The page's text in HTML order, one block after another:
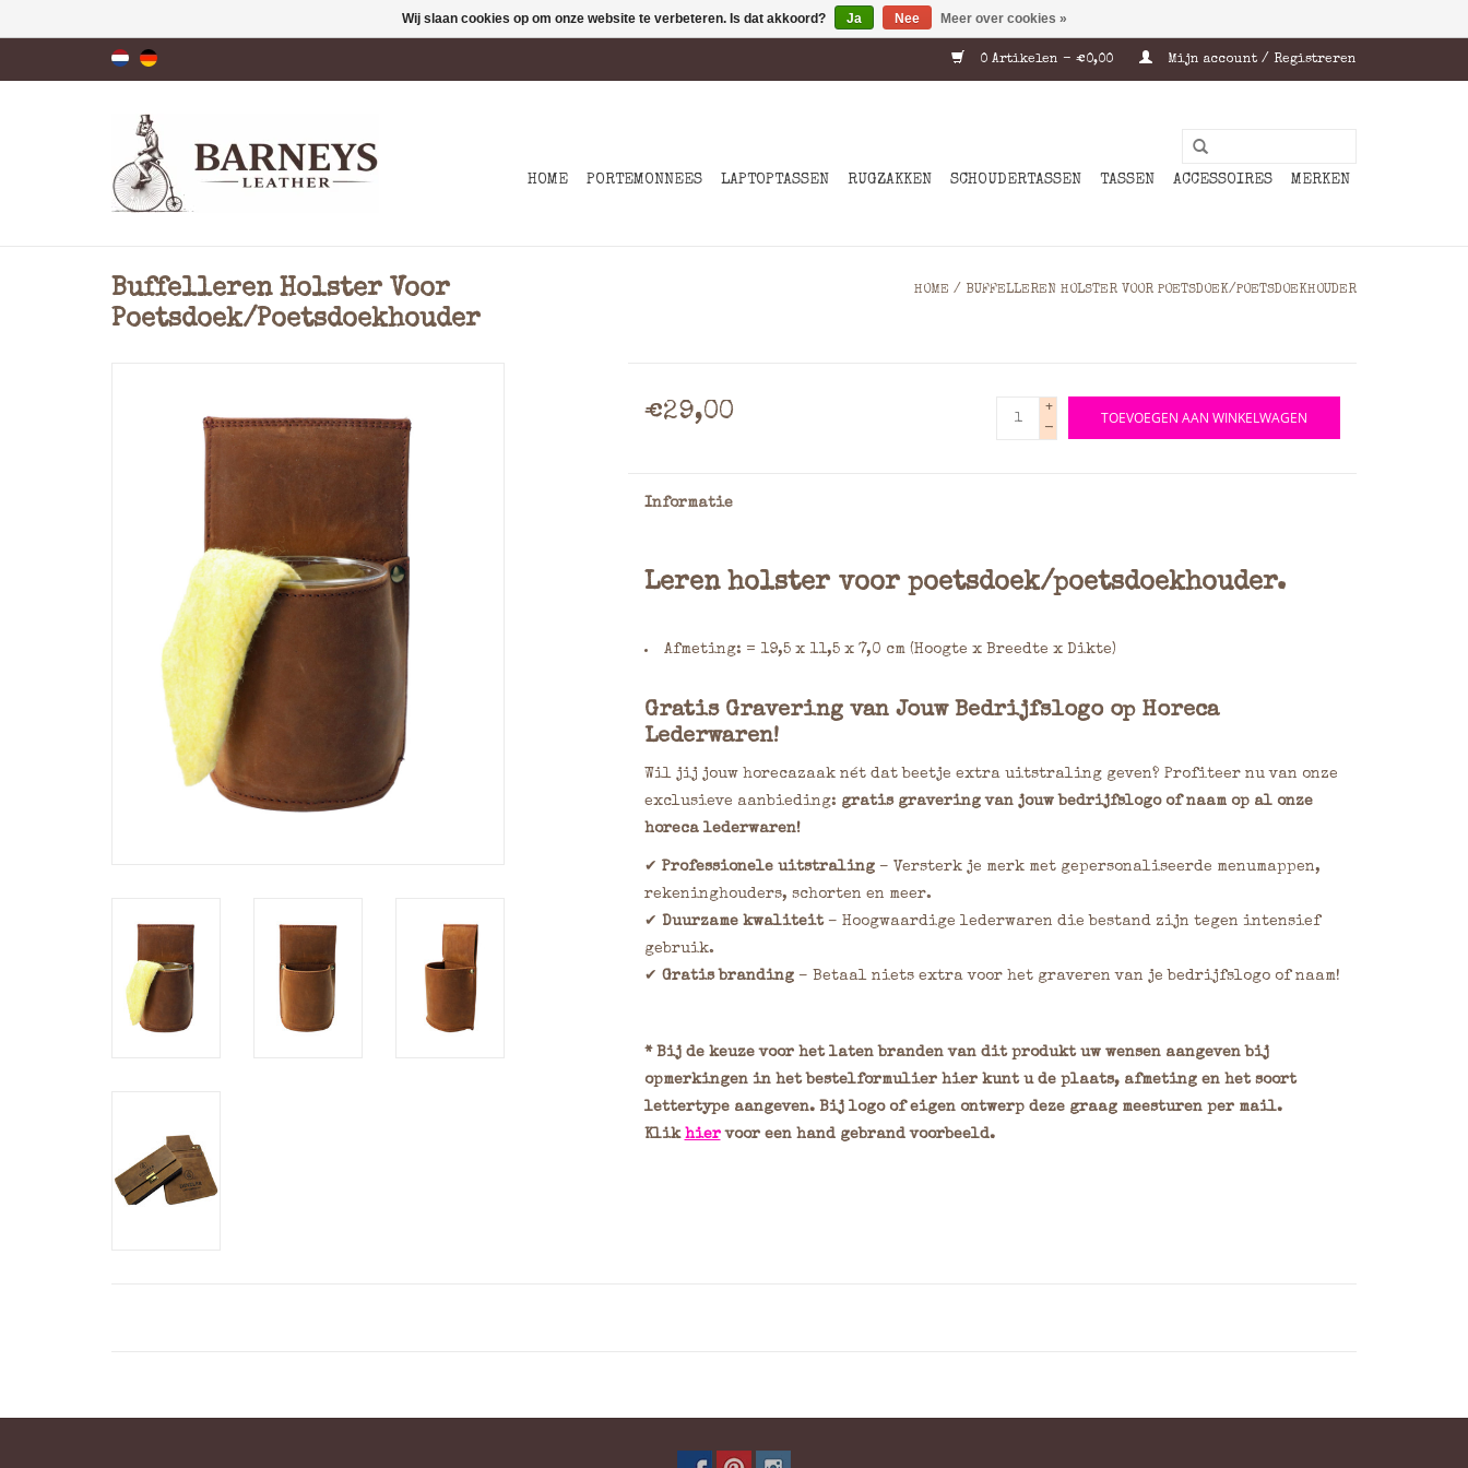
0 Artikelen - €0,00 Mijn account / Registreren
HOME PORTEMONNEES LAPTOPTASSEN RUGZAKKEN SCHOUDERTASSEN TASSEN ACCESSOIRES MERKEN
Buffelleren Holster Voor
Poetsdoek/Poetsdoekhouder
HOME / BUFFELLEREN HOLSTER VOOR POETSDOEK/POETSDOEKHOUDER
€29,00
+
-
TOEVOEGEN AAN WINKELWAGEN
Informatie
Leren holster voor poetsdoek/poetsdoekhouder.
Afmeting: = 19,5 x 11,5 x 7,0 cm (Hoogte x Breedte x Dikte)
Gratis Gravering van Jouw Bedrijfslogo op Horeca
Lederwaren!
Wil jij jouw horecazaak nét dat beetje extra uitstraling geven? Profiteer nu van onze
exclusieve aanbieding: gratis gravering van jouw bedrijfslogo of naam op al onze
horeca lederwaren!
✔ Professionele uitstraling– Versterk je merk met gepersonaliseerde menumappen,
rekeninghouders, schorten en meer.
✔ Duurzame kwaliteit– Hoogwaardige lederwaren die bestand zijn tegen intensief
gebruik.
✔ Gratis branding– Betaal niets extra voor het graveren van je bedrijfslogo of naam!
* Bij de keuze voor het laten branden van dit produkt uw wensen aangeven bij
opmerkingen in het bestelformulier hier kunt u de plaats, afmeting en het soort
lettertype aangeven. Bij logo of eigen ontwerp deze graag meesturen per mail.
Klik hiervoor een hand gebrand voorbeeld.
Wij slaan cookies op om onze website te verbeteren. Is dat akkoord? Ja Nee Meer over cookies »